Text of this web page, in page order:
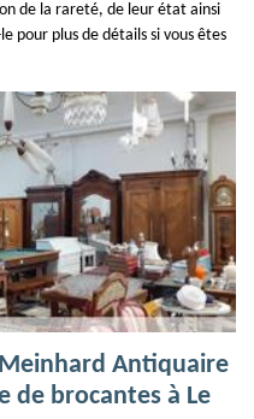
de la rareté, de leur état ainsi
pour plus de détails si vous êtes
Antiquaire
de brocantes à Le